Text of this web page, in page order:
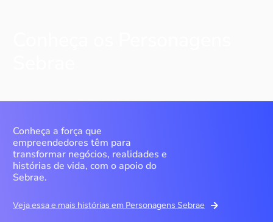
Conheça a força que
empreendedores têm para
transformar negócios, realidades e
histórias de vida, com o apoio do
Sebrae.
Veja essa e mais histórias em Personagens Sebrae